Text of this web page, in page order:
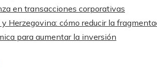
en transacciones corporativas
y Herzegovina: cómo reducir la
para aumentar la inversión